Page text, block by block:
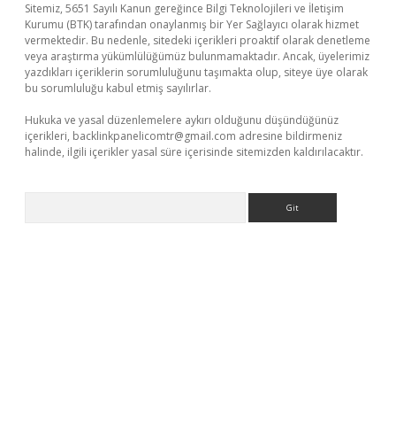
Sitemiz, 5651 Sayılı Kanun gereğince Bilgi Teknolojileri ve İletişim
Kurumu (BTK) tarafından onaylanmış bir Yer Sağlayıcı olarak hizmet
vermektedir. Bu nedenle, sitedeki içerikleri proaktif olarak denetleme
veya araştırma yükümlülüğümüz bulunmamaktadır. Ancak, üyelerimiz
yazdıkları içeriklerin sorumluluğunu taşımakta olup, siteye üye olarak
bu sorumluluğu kabul etmiş sayılırlar.
Hukuka ve yasal düzenlemelere aykırı olduğunu düşündüğünüz
içerikleri, backlinkpanelicomtr@gmail.com adresine bildirmeniz
halinde, ilgili içerikler yasal süre içerisinde sitemizden kaldırılacaktır.